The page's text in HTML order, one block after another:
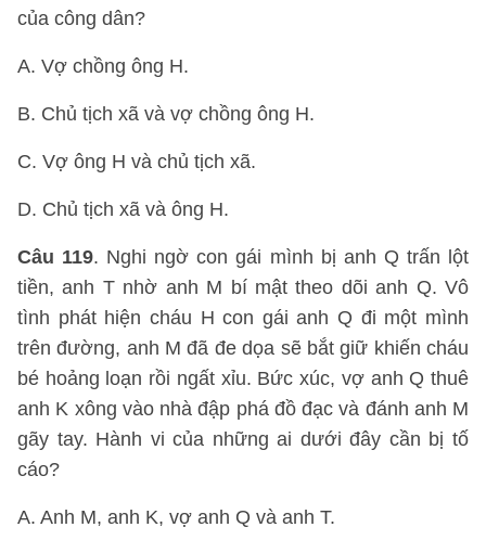
của công dân?
A. Vợ chồng ông H.
B. Chủ tịch xã và vợ chồng ông H.
C. Vợ ông H và chủ tịch xã.
D. Chủ tịch xã và ông H.
Câu 119. Nghi ngờ con gái mình bị anh Q trấn lột
tiền, anh T nhờ anh M bí mật theo dõi anh Q. Vô
tình phát hiện cháu H con gái anh Q đi một mình
trên đường, anh M đã đe dọa sẽ bắt giữ khiến cháu
bé hoảng loạn rồi ngất xỉu. Bức xúc, vợ anh Q thuê
anh K xông vào nhà đập phá đồ đạc và đánh anh M
gãy tay. Hành vi của những ai dưới đây cần bị tố
cáo?
A. Anh M, anh K, vợ anh Q và anh T.